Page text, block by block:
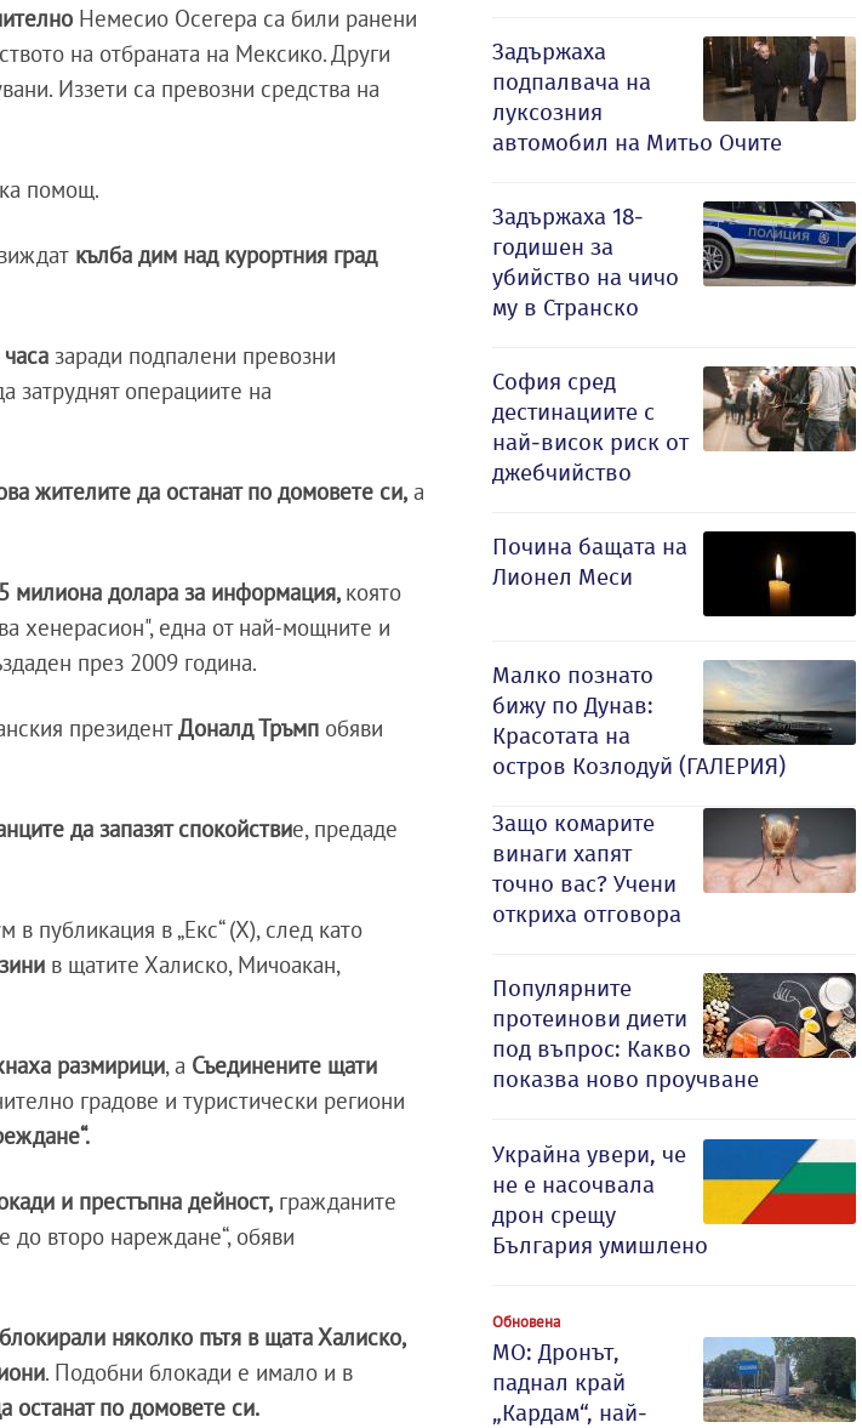
Немесио Осегера са били ранени
на отбраната на Мексико. Други
Иззети са превозни средства на
помощ.
кълба дим над курортния град
заради подпалени превозни
затруднят операциите на
жителите да останат по домовете си, а
милиона долара за информация, която
хенерасион", една от най-мощните и
през 2009 година.
президентДоналд Тръмп обяви
да запазят спокойствие, предаде
публикация в „Екс“ (X), след като
в щатите Халиско, Мичоакан,
размирици, а Съединените щати
градове и туристически региони
и престъпна дейност, гражданите
второ нареждане“, обяви
няколко пътя в щата Халиско,
. Подобни блокади е имало и в
останат по домовете си.
Задържаха
подпалвача на
луксозния
автомобил на Митьо Очите
Задържаха 18-
годишен за
убийство на чичо
му в Странско
София сред
дестинациите с
най-висок риск от
джебчийство
Почина бащата на
Лионел Меси
Малко познато
бижу по Дунав:
Красотата на
остров Козлодуй (ГАЛЕРИЯ)
Защо комарите
винаги хапят
точно вас? Учени
откриха отговора
Популярните
протеинови диети
под въпрос: Какво
показва ново проучване
Украйна увери, че
не е насочвала
дрон срещу
България умишлено
Обновена
МО: Дронът,
паднал край
„Кардам“, най-